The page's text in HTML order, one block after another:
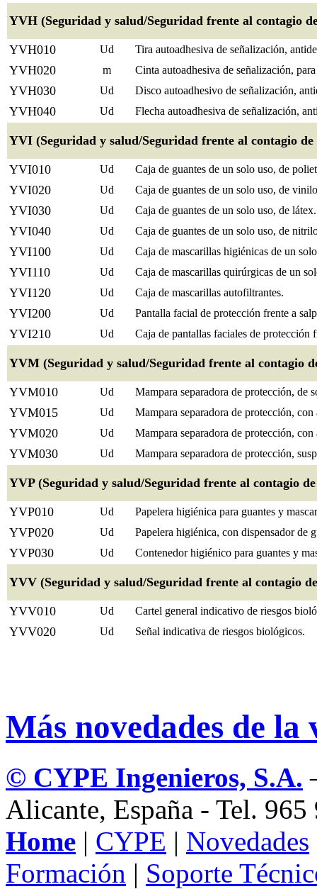
YVH (Seguridad y salud/Seguridad frente al contagio
YVH010 Ud Tira autoadhesiva de señalización,
YVH020 m Cinta autoadhesiva de señalización,
YVH030 Ud Disco autoadhesivo de señalización,
YVH040 Ud Flecha autoadhesiva de señalización,
YVI (Seguridad y salud/Seguridad frente al contagio
YVI010 Ud Caja de guantes de un solo uso, de
YVI020 Ud Caja de guantes de un solo uso, de
YVI030 Ud Caja de guantes de un solo uso, de látex.
YVI040 Ud Caja de guantes de un solo uso, de
YVI100 Ud Caja de mascarillas higiénicas de un
YVI110 Ud Caja de mascarillas quirúrgicas de un
YVI120 Ud Caja de mascarillas autofiltrantes.
YVI200 Ud Pantalla facial de protección frente a
YVI210 Ud Caja de pantallas faciales de protección
YVM (Seguridad y salud/Seguridad frente al contagio
YVM010 Ud Mampara separadora de protección, de
YVM015 Ud Mampara separadora de protección,
YVM020 Ud Mampara separadora de protección,
YVM030 Ud Mampara separadora de protección,
YVP (Seguridad y salud/Seguridad frente al contagio
YVP010 Ud Papelera higiénica para guantes y
YVP020 Ud Papelera higiénica, con dispensador de
YVP030 Ud Contenedor higiénico para guantes y
YVV (Seguridad y salud/Seguridad frente al contagio
YVV010 Ud Cartel general indicativo de riesgos
YVV020 Ud Señal indicativa de riesgos biológicos.
Más novedades de la
© CYPE Ingenieros, S.A.
Alicante, España - Tel.
Home | CYPE | Novedades
Formación | Soporte